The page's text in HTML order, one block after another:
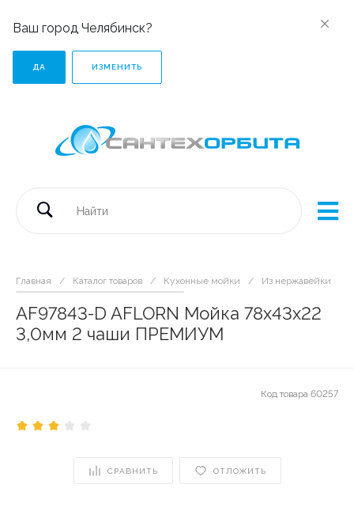
Ваш город Челябинск?
ДА ИЗМЕНИТЬ
Главная / Каталог товаров / Кухонные мойки / Из нержавейки
AF97843-D AFLORN Мойка 78х43х22
3,0мм 2 чаши ПРЕМИУМ
Код товара 60257
СРАВНИТЬ ОТЛОЖИТЬ